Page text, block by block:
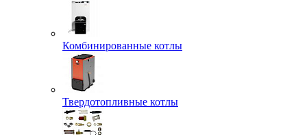
Комбинированные котлы
Твердотопливные котлы